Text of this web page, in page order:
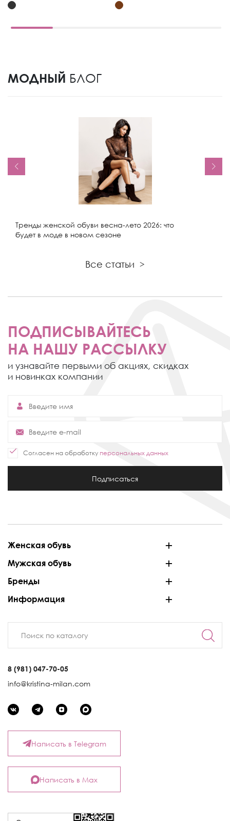
МОДНЫЙ БЛОГ
Тренды женской обуви весна-лето 2026: что
будет в моде в новом сезоне
Все статьи >
ПОДПИСЫВАЙТЕСЬ
НА НАШУ РАССЫЛКУ
и узнавайте первыми об акциях, скидках
и новинках компании
Согласен на обработку персональных данных
Подписаться
Женская обувь
Мужская обувь
Бренды
Информация
8 (981) 047-70-05
info@kristina-milan.com
Написать в Telegram
Написать в Max